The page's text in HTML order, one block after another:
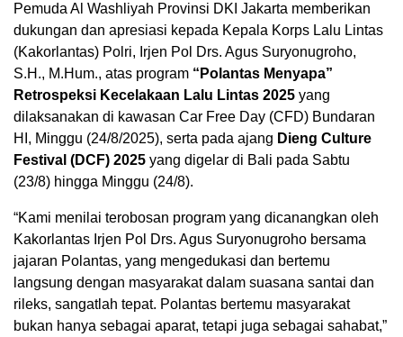
Pemuda Al Washliyah Provinsi DKI Jakarta memberikan
dukungan dan apresiasi kepada Kepala Korps Lalu Lintas
(Kakorlantas) Polri, Irjen Pol Drs. Agus Suryonugroho,
S.H., M.Hum., atas program “Polantas Menyapa”
Retrospeksi Kecelakaan Lalu Lintas 2025 yang
dilaksanakan di kawasan Car Free Day (CFD) Bundaran
HI, Minggu (24/8/2025), serta pada ajang Dieng Culture
Festival (DCF) 2025 yang digelar di Bali pada Sabtu
(23/8) hingga Minggu (24/8).
“Kami menilai terobosan program yang dicanangkan oleh
Kakorlantas Irjen Pol Drs. Agus Suryonugroho bersama
jajaran Polantas, yang mengedukasi dan bertemu
langsung dengan masyarakat dalam suasana santai dan
rileks, sangatlah tepat. Polantas bertemu masyarakat
bukan hanya sebagai aparat, tetapi juga sebagai sahabat,”